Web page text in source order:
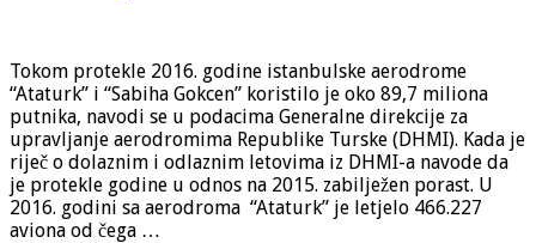
Tokom protekle 2016. godine istanbulske aerodrome
“Ataturk” i “Sabiha Gokcen” koristilo je oko 89,7 miliona
putnika, navodi se u podacima Generalne direkcije za
upravljanje aerodromima Republike Turske (DHMI). Kada je
riječ o dolaznim i odlaznim letovima iz DHMI-a navode da
je protekle godine u odnos na 2015. zabilježen porast. U
2016. godini sa aerodroma “Ataturk” je letjelo 466.227
aviona od čega …